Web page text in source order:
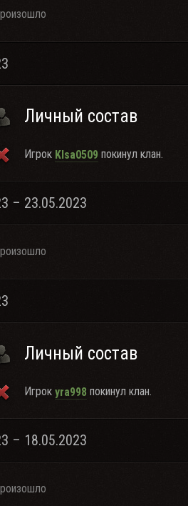
Личный состав
Игрок KIsa0509 покинул клан.
– 23.05.2023
Личный состав
Игрок yra998 покинул клан.
– 18.05.2023